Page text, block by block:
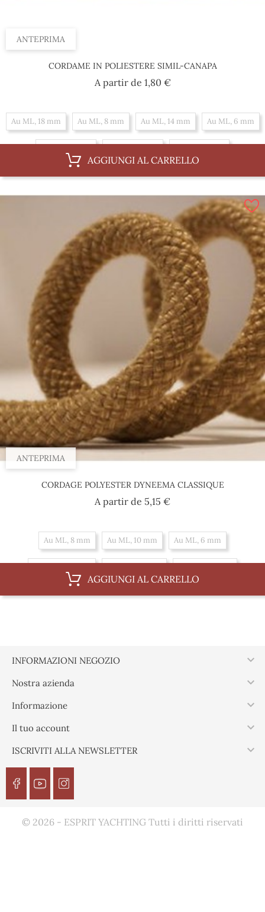
ANTEPRIMA
CORDAME IN POLIESTERE SIMIL-CANAPA
A partir de 1,80 €Prezzo
Au ML, 18 mm Au ML, 8 mm Au ML, 14 mm Au ML, 6 mm
Al 100 m, 14 mm Al 100 m, 6 mm Al 100 m, 10 mm
Al 100 m, 18 mm
Al 100 m, 8 mm
AGGIUNGI AL CARRELLO
ANTEPRIMA
CORDAGE POLYESTER DYNEEMA CLASSIQUE
A partir de 5,15 €Prezzo
Au ML, 8 mm Au ML, 10 mm Au ML, 6 mm
AGGIUNGI AL CARRELLO
INFORMAZIONI NEGOZIO 
Nostra azienda 
Informazione 
Il tuo account 
ISCRIVITI ALLA NEWSLETTER 
© 2026 - ESPRIT YACHTING Tutti i diritti riservati